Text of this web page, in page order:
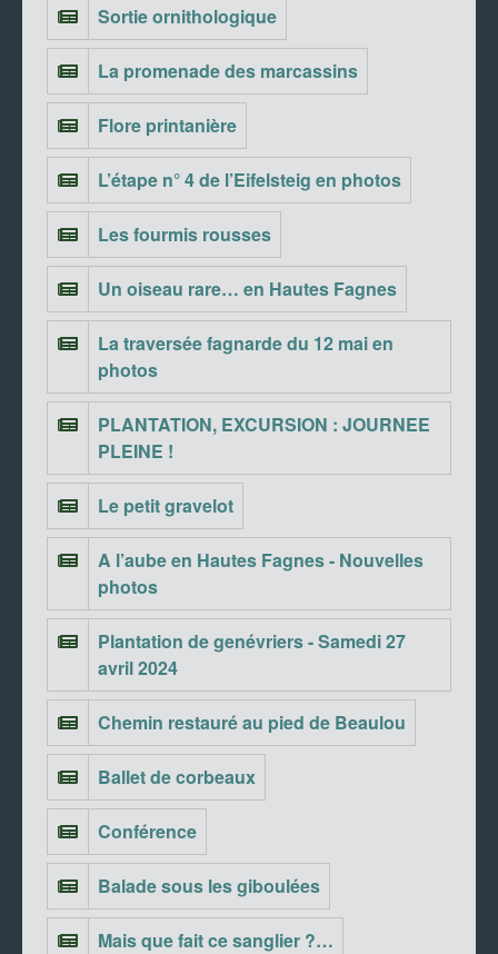
Sortie ornithologique
La promenade des marcassins
Flore printanière
L’étape n° 4 de l’Eifelsteig en photos
Les fourmis rousses
Un oiseau rare… en Hautes Fagnes
La traversée fagnarde du 12 mai en
photos
PLANTATION, EXCURSION : JOURNEE
PLEINE !
Le petit gravelot
A l’aube en Hautes Fagnes - Nouvelles
photos
Plantation de genévriers - Samedi 27
avril 2024
Chemin restauré au pied de Beaulou
Ballet de corbeaux
Conférence
Balade sous les giboulées
Mais que fait ce sanglier ?…